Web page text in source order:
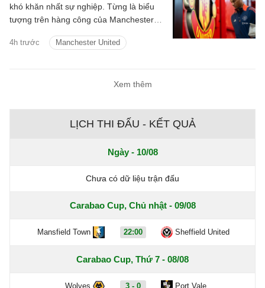
4h trước Manchester United
khó khăn nhất sự nghiệp. Từng là biểu
tượng trên hàng công của Manchester
Wayne Rooney thứ hai của bóng đá Anh,
Xem thêm
LỊCH THI ĐẤU - KẾT QUẢ
Ngày - 10/08
Chưa có dữ liệu trận đấu
Carabao Cup, Chủ nhật - 09/08
Mansfield Town 22:00 Sheffield United
Carabao Cup, Thứ 7 - 08/08
Wolves 3 - 0 Port Vale